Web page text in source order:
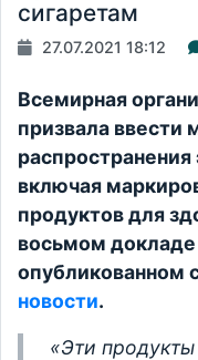
сигаретам
27.07.2021 18:12
Всемирная
призвала ввести
распространения
включая
продуктов для
восьмом
опубликованном
новости.
«Эти